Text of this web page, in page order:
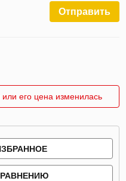
Отправить
его цена изменилась